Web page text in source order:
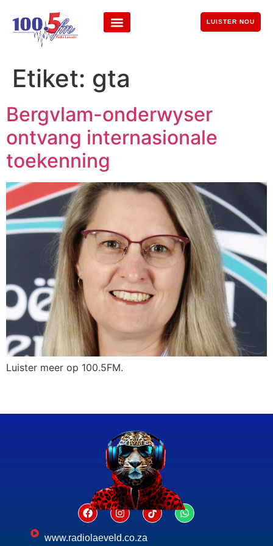
LUISTER NOU
Etiket: gta
Bergvlam-onderwyser
ontvang internasionale
toekenning
Luister meer op 100.5FM.
www.radiolaeveld.co.za